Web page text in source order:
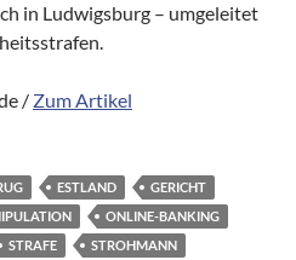
in Ludwigsburg – umgeleitet
/ Zum Artikel
ESTLAND
GERICHT
ONLINE-BANKING
STRAFE
STROHMANN